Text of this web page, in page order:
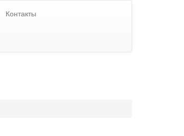
Контакты